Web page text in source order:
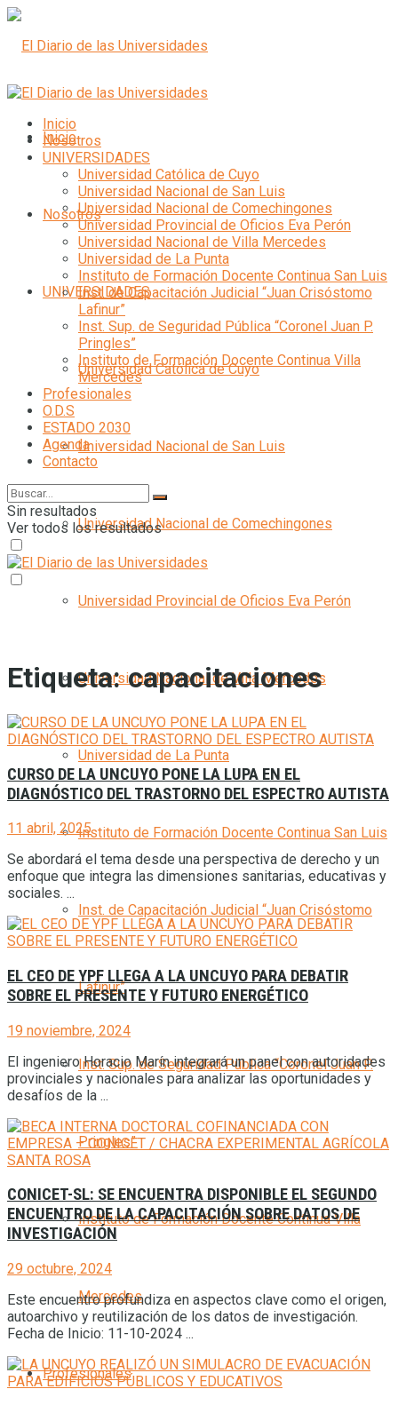
Inicio
Nosotros
UNIVERSIDADES
Universidad Católica de Cuyo
Universidad Nacional de San Luis
Universidad Nacional de Comechingones
Universidad Provincial de Oficios Eva Perón
Universidad Nacional de Villa Mercedes
Universidad de La Punta
Instituto de Formación Docente Continua San Luis
Inst. de Capacitación Judicial “Juan Crisóstomo
Lafinur”
Inst. Sup. de Seguridad Pública “Coronel Juan P.
Pringles”
Instituto de Formación Docente Continua Villa
Mercedes
Profesionales
Inicio
Nosotros
UNIVERSIDADES
Universidad Católica de Cuyo
Universidad Nacional de San Luis
Universidad Nacional de Comechingones
Universidad Provincial de Oficios Eva Perón
Universidad Nacional de Villa Mercedes
Universidad de La Punta
Instituto de Formación Docente Continua San Luis
Inst. de Capacitación Judicial “Juan Crisóstomo
Lafinur”
Inst. Sup. de Seguridad Pública “Coronel Juan P.
Pringles”
Instituto de Formación Docente Continua Villa
Mercedes
Profesionales
O.D.S
ESTADO 2030
Agenda
Contacto
Sin resultados
Ver todos los resultados
Etiqueta:capacitaciones
CURSO DE LA UNCUYO PONE LA LUPA EN EL
DIAGNÓSTICO DEL TRASTORNO DEL ESPECTRO AUTISTA
11 abril, 2025
Se abordará el tema desde una perspectiva de derecho y un
enfoque que integra las dimensiones sanitarias, educativas y
sociales. ...
EL CEO DE YPF LLEGA A LA UNCUYO PARA DEBATIR
SOBRE EL PRESENTE Y FUTURO ENERGÉTICO
19 noviembre, 2024
El ingeniero Horacio Marín integrará un panel con autoridades
provinciales y nacionales para analizar las oportunidades y
desafíos de la ...
CONICET-SL: SE ENCUENTRA DISPONIBLE EL SEGUNDO
ENCUENTRO DE LA CAPACITACIÓN SOBRE DATOS DE
INVESTIGACIÓN
29 octubre, 2024
Este encuentro profundiza en aspectos clave como el origen,
autoarchivo y reutilización de los datos de investigación.
Fecha de Inicio: 11-10-2024 ...